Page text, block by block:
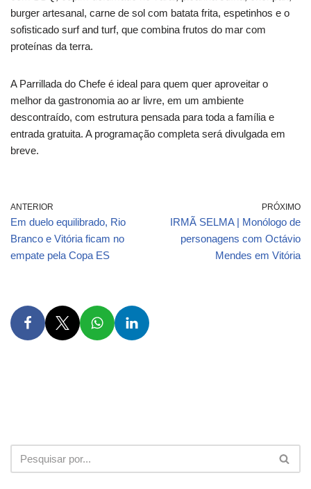
burger artesanal, carne de sol com batata frita, espetinhos e o
sofisticado surf and turf, que combina frutos do mar com
proteínas da terra.
A Parrillada do Chefe é ideal para quem quer aproveitar o
melhor da gastronomia ao ar livre, em um ambiente
descontraído, com estrutura pensada para toda a família e
entrada gratuita. A programação completa será divulgada em
breve.
ANTERIOR
Em duelo equilibrado, Rio
Branco e Vitória ficam no
empate pela Copa ES
PRÓXIMO
IRMÃ SELMA | Monólogo de
personagens com Octávio
Mendes em Vitória